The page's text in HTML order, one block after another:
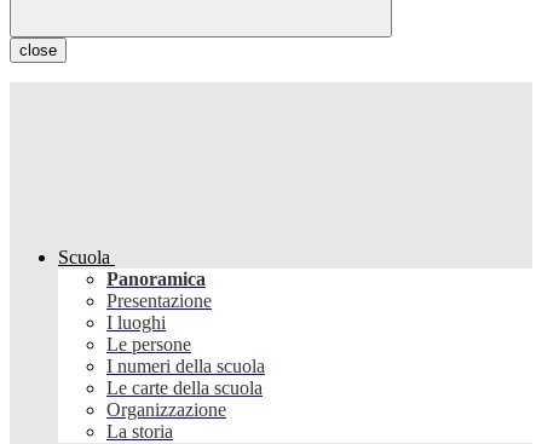
close
Scuola
Panoramica
Presentazione
I luoghi
Le persone
I numeri della scuola
Le carte della scuola
Organizzazione
La storia